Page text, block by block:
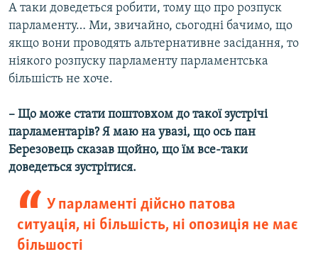
А таки доведеться робити, тому що про розпуск
парламенту… Ми, звичайно, сьогодні бачимо, що
якщо вони проводять альтернативне засідання, то
ніякого розпуску парламенту парламентська
більшість не хоче.
– Що може стати поштовхом до такої зустрічі
парламентарів? Я маю на увазі, що ось пан
Березовець сказав щойно, що їм все-таки
доведеться зустрітися.
У парламенті дійсно патова
ситуація, ні більшість, ні опозиція не має
більшості